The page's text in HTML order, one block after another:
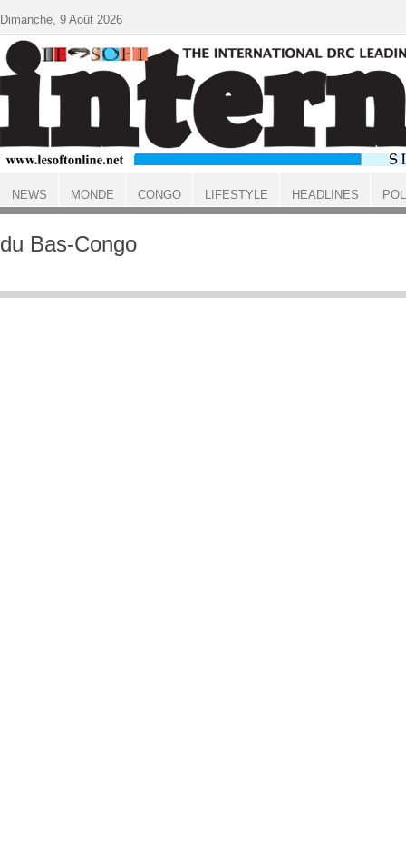
ACCUEIL
du Bas-Congo
Dimanche, 9 Août 2026
NEWS MONDE CONGO LIFESTYLE HEADLINES